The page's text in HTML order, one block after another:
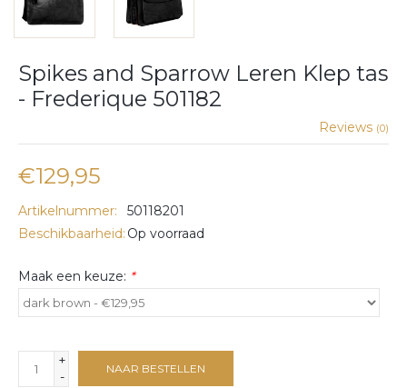
Spikes and Sparrow Leren Klep tas
- Frederique 501182
Reviews (0)
€129,95
Artikelnummer:
50118201
Beschikbaarheid: Op voorraad
Maak een keuze: *
+
-
NAAR BESTELLEN